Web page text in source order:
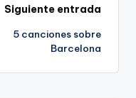
Siguiente entrada
5 canciones sobre
Barcelona